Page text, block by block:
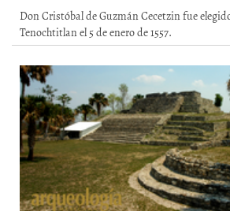
Don Cristóbal de Guzmán Cecetzin fue
Tenochtitlan el 5 de enero de 1557.